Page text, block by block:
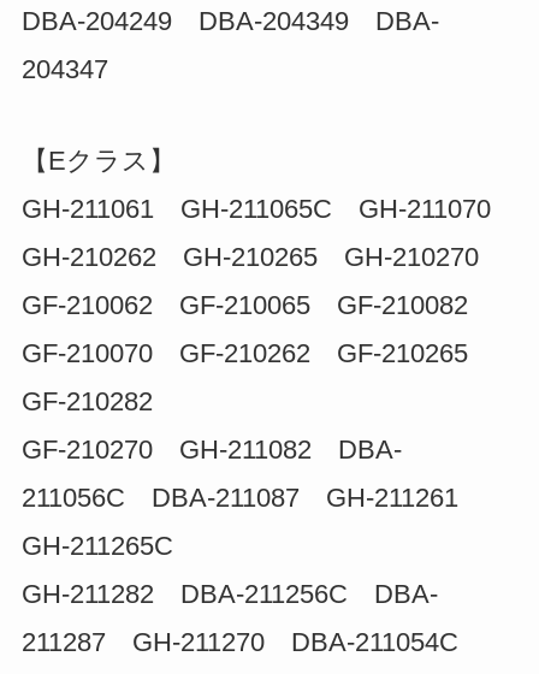
DBA-204249 DBA-204349 DBA-
204347
【Eクラス】
GH-211061 GH-211065C GH-211070
GH-210262 GH-210265 GH-210270
GF-210062 GF-210065 GF-210082
GF-210070 GF-210262 GF-210265
GF-210282
GF-210270 GH-211082 DBA-
211056C DBA-211087 GH-211261
GH-211265C
GH-211282 DBA-211256C DBA-
211287 GH-211270 DBA-211054C